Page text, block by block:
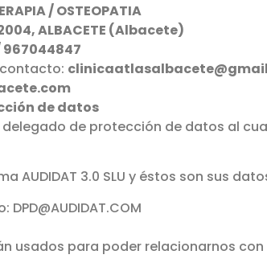
/ OSTEOPATIA
ALBACETE (Albacete)
967044847
de datos
de protección de datos al
AUDIDAT 3.0 SLU y éstos son sus
usados para poder relacionarnos